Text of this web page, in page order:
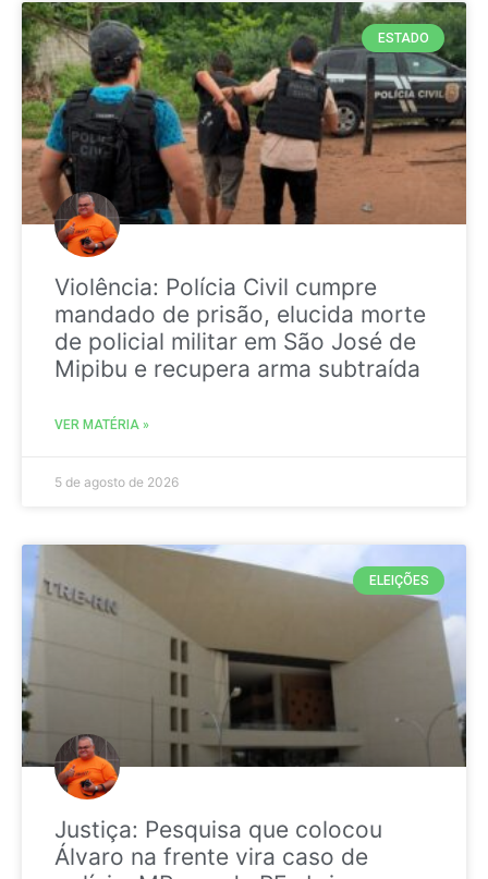
ESTADO
Violência: Polícia Civil cumpre
mandado de prisão, elucida morte
de policial militar em São José de
Mipibu e recupera arma subtraída
VER MATÉRIA »
5 de agosto de 2026
ELEIÇÕES
Justiça: Pesquisa que colocou
Álvaro na frente vira caso de